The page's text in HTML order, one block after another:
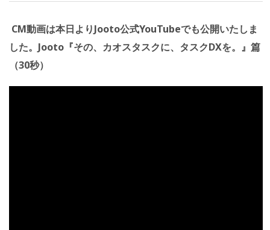
CM動画は本日よりJooto公式YouTubeでも公開いたしま
した。Jooto『その、カオスタスクに、タスクDXを。』篇
（30秒）